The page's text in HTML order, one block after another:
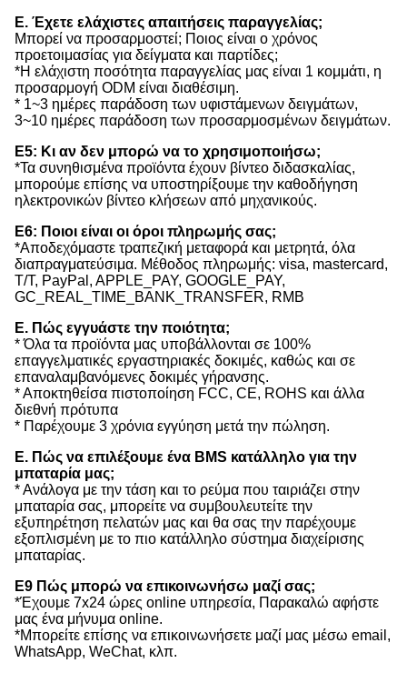
Ε. Έχετε ελάχιστες απαιτήσεις παραγγελίας;
Μπορεί να προσαρμοστεί; Ποιος είναι ο χρόνος
προετοιμασίας για δείγματα και παρτίδες;
*Η ελάχιστη ποσότητα παραγγελίας μας είναι 1 κομμάτι, η
προσαρμογή ODM είναι διαθέσιμη.
* 1~3 ημέρες παράδοση των υφιστάμενων δειγμάτων,
3~10 ημέρες παράδοση των προσαρμοσμένων δειγμάτων.
Ε5: Κι αν δεν μπορώ να το χρησιμοποιήσω;
*Τα συνηθισμένα προϊόντα έχουν βίντεο διδασκαλίας,
μπορούμε επίσης να υποστηρίξουμε την καθοδήγηση
ηλεκτρονικών βίντεο κλήσεων από μηχανικούς.
Ε6: Ποιοι είναι οι όροι πληρωμής σας;
*Αποδεχόμαστε τραπεζική μεταφορά και μετρητά, όλα
διαπραγματεύσιμα. Μέθοδος πληρωμής: visa, mastercard,
T/T, PayPal, APPLE_PAY, GOOGLE_PAY,
GC_REAL_TIME_BANK_TRANSFER, RMB
Ε. Πώς εγγυάστε την ποιότητα;
* Όλα τα προϊόντα μας υποβάλλονται σε 100%
επαγγελματικές εργαστηριακές δοκιμές, καθώς και σε
επαναλαμβανόμενες δοκιμές γήρανσης.
* Αποκτηθείσα πιστοποίηση FCC, CE, ROHS και άλλα
διεθνή πρότυπα
* Παρέχουμε 3 χρόνια εγγύηση μετά την πώληση.
Ε. Πώς να επιλέξουμε ένα BMS κατάλληλο για την
μπαταρία μας;
* Ανάλογα με την τάση και το ρεύμα που ταιριάζει στην
μπαταρία σας, μπορείτε να συμβουλευτείτε την
εξυπηρέτηση πελατών μας και θα σας την παρέχουμε
εξοπλισμένη με το πιο κατάλληλο σύστημα διαχείρισης
μπαταρίας.
Ε9 Πώς μπορώ να επικοινωνήσω μαζί σας;
*Έχουμε 7x24 ώρες online υπηρεσία, Παρακαλώ αφήστε
μας ένα μήνυμα online.
*Μπορείτε επίσης να επικοινωνήσετε μαζί μας μέσω email,
WhatsApp, WeChat, κλπ.